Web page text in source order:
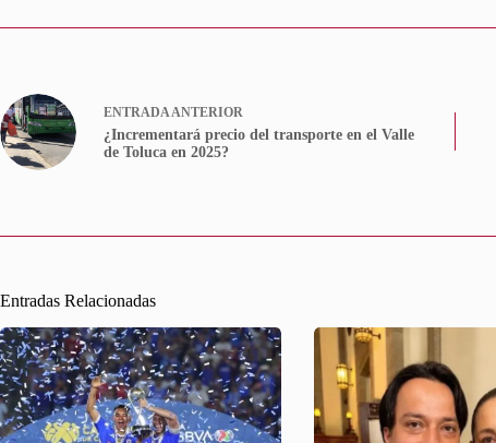
ENTRADAANTERIOR
¿Incrementará precio del transporte en el Valle
de Toluca en 2025?
Entradas Relacionadas